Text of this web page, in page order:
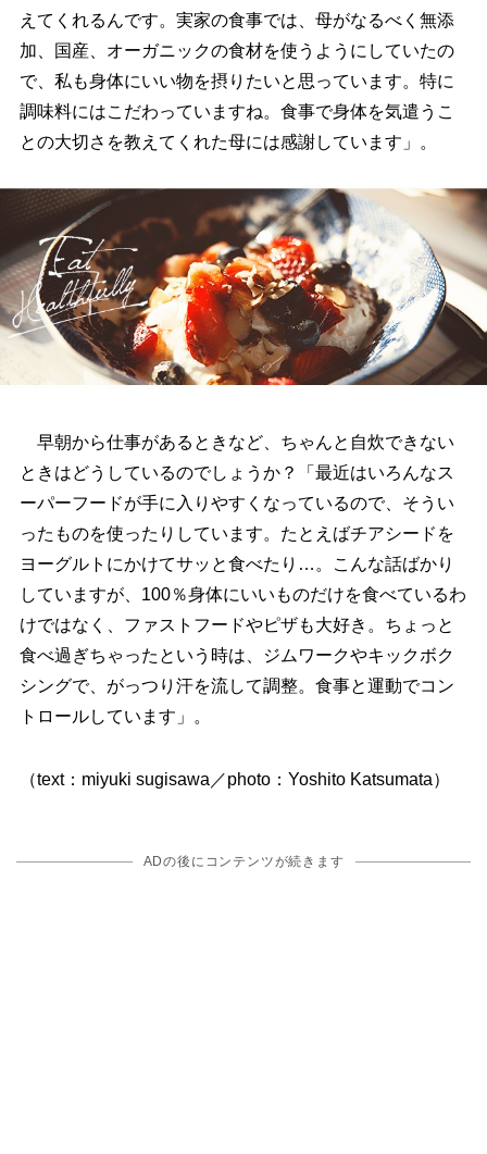
えてくれるんです。実家の食事では、母がなるべく無添
加、国産、オーガニックの食材を使うようにしていたの
で、私も身体にいい物を摂りたいと思っています。特に
調味料にはこだわっていますね。食事で身体を気遣うこ
との大切さを教えてくれた母には感謝しています」。
早朝から仕事があるときなど、ちゃんと自炊できない
ときはどうしているのでしょうか？「最近はいろんなス
ーパーフードが手に入りやすくなっているので、そうい
ったものを使ったりしています。たとえばチアシードを
ヨーグルトにかけてサッと食べたり…。こんな話ばかり
していますが、100％身体にいいものだけを食べているわ
けではなく、ファストフードやピザも大好き。ちょっと
食べ過ぎちゃったという時は、ジムワークやキックボク
シングで、がっつり汗を流して調整。食事と運動でコン
トロールしています」。
（text：miyuki sugisawa／photo：Yoshito Katsumata）
ADの後にコンテンツが続きます